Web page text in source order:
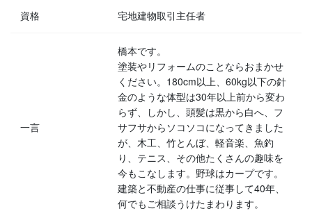
資格 宅地建物取引主任者
一言
橋本です。
塗装やリフォームのことならおまかせ
ください。180cm以上、60kg以下の針
金のような体型は30年以上前から変わ
らず、しかし、頭髪は黒から白へ、フ
サフサからソコソコになってきました
が、木工、竹とんぼ、軽音楽、魚釣
り、テニス、その他たくさんの趣味を
今もこなします。野球はカープです。
建築と不動産の仕事に従事して40年、
何でもご相談うけたまわります。